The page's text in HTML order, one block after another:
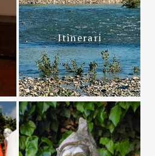
Itinerari